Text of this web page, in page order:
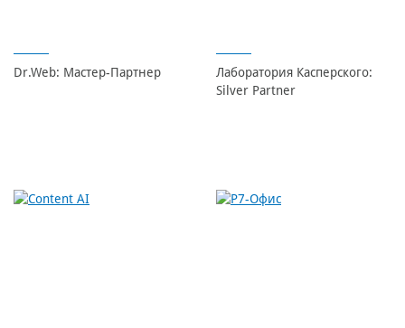
Dr.Web: Мастер-Партнер
Лаборатория Касперского:
Silver Partner